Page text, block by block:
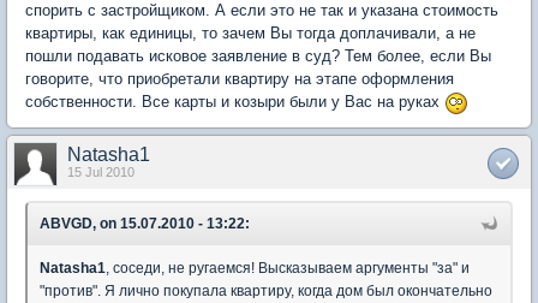
спорить с застройщиком. А если это не так и указана стоимость
квартиры, как единицы, то зачем Вы тогда доплачивали, а не
пошли подавать исковое заявление в суд? Тем более, если Вы
говорите, что приобретали квартиру на этапе оформления
собственности. Все карты и козыри были у Вас на руках
Natasha1
15 Jul 2010
ABVGD, on 15.07.2010 - 13:22:
Natasha1 , соседи, не ругаемся! Высказываем аргументы "за" и
"против". Я лично покупала квартиру, когда дом был окончательно